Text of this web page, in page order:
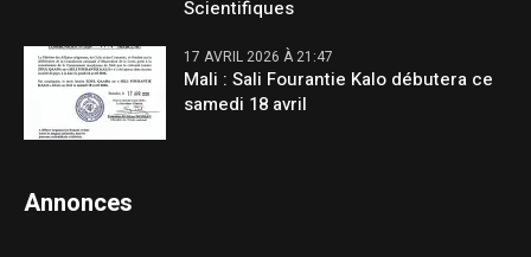
Scientifiques
17 AVRIL 2026 À 21:47
Mali : Sali Fourantie Kalo débutera ce
samedi 18 avril
Annonces